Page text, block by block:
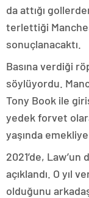
da attığı
terlettiği
sonuçlanacaktı.
Basına verdiği
söylüyordu.
Tony Book ile
yedek forvet
yaşında emekliye
2021’de, Law’un
açıklandı. O yıl
olduğunu